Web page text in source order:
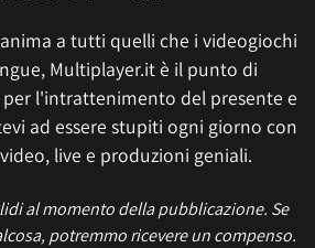
a tutti quelli che i videogiochi
Multiplayer.it è il punto di
l'intrattenimento del presente e
ad essere stupiti ogni giorno con
live e produzioni geniali.
al momento della pubblicazione. Se
potremmo ricevere un compenso.